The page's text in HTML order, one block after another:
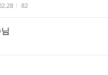
시간 조회수
82